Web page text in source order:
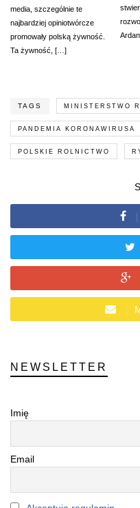
media, szczególnie te
najbardziej opiniotwórcze
promowały polską żywność.
Ta żywność, […]
TAGS MINISTERSTWO
PANDEMIA KORONAWIRUSA
POLSKIE ROLNICTWO
NEWSLETTER
Imię
Email